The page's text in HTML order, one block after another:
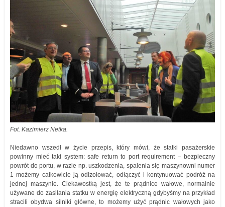
Fot. Kazimierz Netka.
Niedawno wszedł w życie przepis, który mówi, że statki pasażerskie
powinny mieć taki system: safe return to port requirement – bezpieczny
powrót do portu, w razie np. uszkodzenia, spalenia się maszynowni numer
1 możemy całkowicie ją odizolować, odłączyć i kontynuować podróż na
jednej maszynie. Ciekawostką jest, że te prądnice wałowe, normalnie
używane do zasilania statku w energię elektryczną gdybyśmy na przykład
stracili obydwa silniki główne, to możemy użyć prądnic wałowych jako